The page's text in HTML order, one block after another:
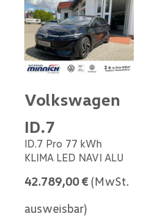
Volkswagen
ID.7
ID.7 Pro 77 kWh
KLIMA LED NAVI ALU
42.789,00 € (MwSt.
ausweisbar)